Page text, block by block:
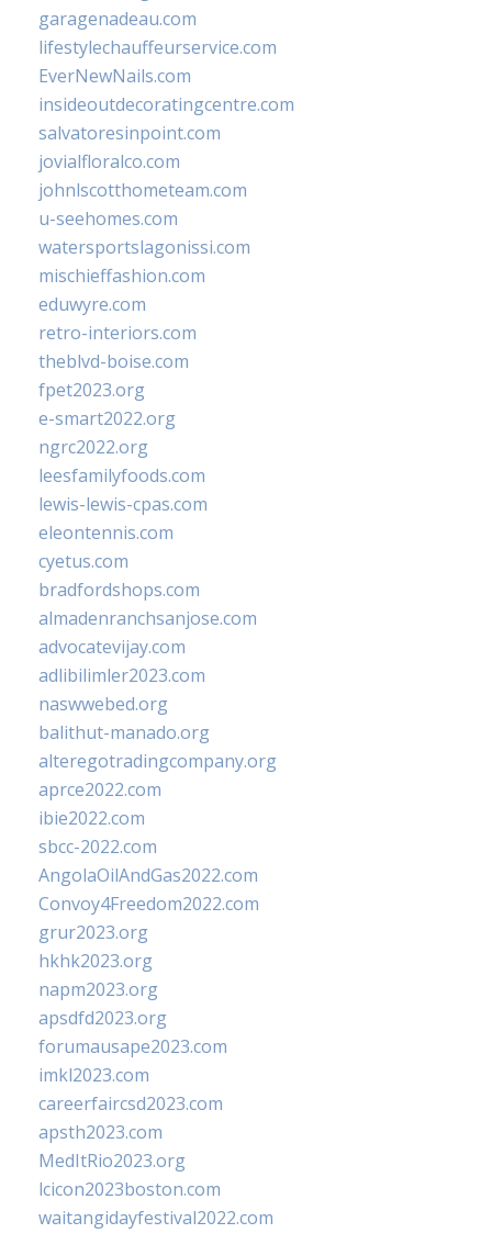
garagenadeau.com
lifestylechauffeurservice.com
EverNewNails.com
insideoutdecoratingcentre.com
salvatoresinpoint.com
jovialfloralco.com
johnlscotthometeam.com
u-seehomes.com
watersportslagonissi.com
mischieffashion.com
eduwyre.com
retro-interiors.com
theblvd-boise.com
fpet2023.org
e-smart2022.org
ngrc2022.org
leesfamilyfoods.com
lewis-lewis-cpas.com
eleontennis.com
cyetus.com
bradfordshops.com
almadenranchsanjose.com
advocatevijay.com
adlibilimler2023.com
naswwebed.org
balithut-manado.org
alteregotradingcompany.org
aprce2022.com
ibie2022.com
sbcc-2022.com
AngolaOilAndGas2022.com
Convoy4Freedom2022.com
grur2023.org
hkhk2023.org
napm2023.org
apsdfd2023.org
forumausape2023.com
imkl2023.com
careerfaircsd2023.com
apsth2023.com
MedItRio2023.org
lcicon2023boston.com
waitangidayfestival2022.com